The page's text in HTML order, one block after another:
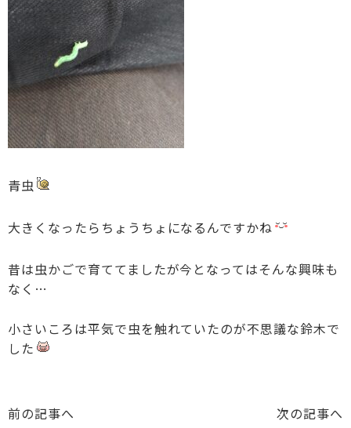
青虫
大きくなったらちょうちょになるんですかね
昔は虫かごで育ててましたが今となってはそんな興味も
なく…
小さいころは平気で虫を触れていたのが不思議な鈴木で
した
前の記事へ 次の記事へ